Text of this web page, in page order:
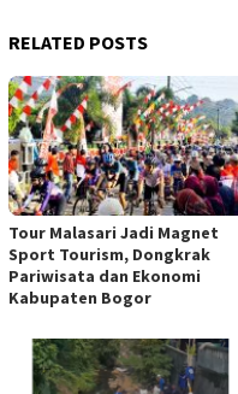
RELATED POSTS
Tour Malasari Jadi Magnet
Sport Tourism, Dongkrak
Pariwisata dan Ekonomi
Kabupaten Bogor